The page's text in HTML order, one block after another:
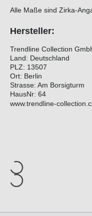
Alle Maße sind Zirka-
Hersteller:
Trendline Collection
Land: Deutschland
PLZ: 13507
Ort: Berlin
Strasse: Am Borsigturm
HausNr: 64
www.trendline-